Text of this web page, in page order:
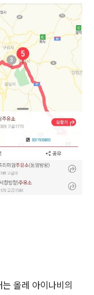
는 올레 아이나비의